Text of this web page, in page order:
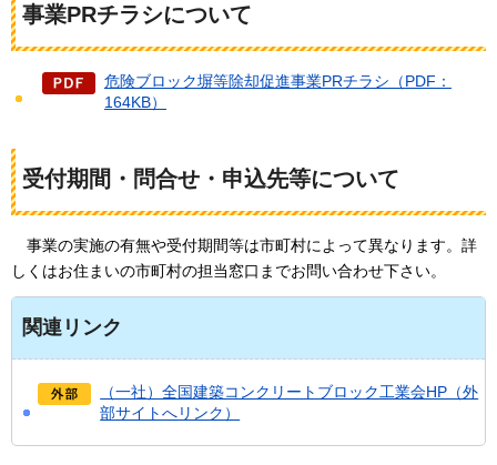
事業PRチラシについて
危険ブロック塀等除却促進事業PRチラシ（PDF：
164KB）
受付期間・問合せ・申込先等について
事業の実施の有無や受付期間等は市町村によって異なります。詳
しくはお住まいの市町村の担当窓口までお問い合わせ下さい。
関連リンク
（一社）全国建築コンクリートブロック工業会HP（外
部サイトへリンク）